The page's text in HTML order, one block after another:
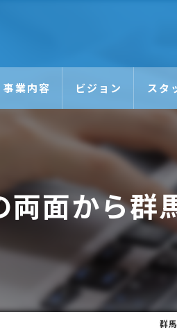
事業内容 ビジョン スタ
両面から群
群